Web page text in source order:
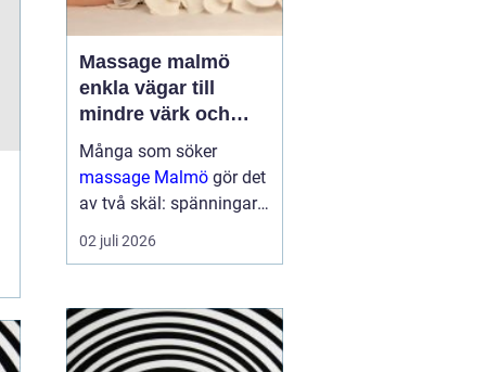
Massage malmö
enkla vägar till
mindre värk och
mer energi
Många som söker
massage Malmö gör det
av två skäl: spänningar
och smärta har blivit för
mycket, eller behovet av
sig starkare än
vardagens tempo.
Samtidigt kan utbudet
02 juli 2026